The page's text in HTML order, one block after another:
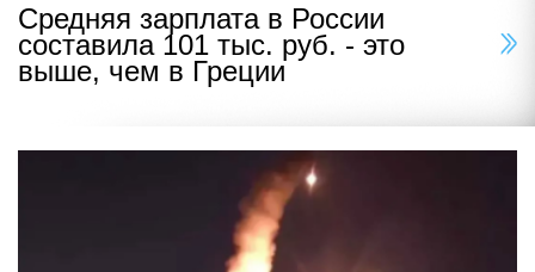
Средняя зарплата в России
составила 101 тыс. руб. - это
выше, чем в Греции